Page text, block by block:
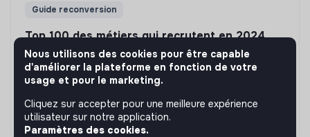
Guide reconversion
Top 100 des métiers qui recrutent en 2024
Tu penses que le secteur de l'impact est totalement
bouché ? Que neni ! On t'a préparé un petit guide des
métiers qui recrutent en 2024 pour t'engager pour une
cause qui te tient à coeur.
Marianne Roussel•17 juin 2024
Nous utilisons des cookies pour être capable
d'améliorer la plateforme en fonction de votre
usage et pour le marketing.
Cliquez sur accepter pour une meilleure expérience
utilisateur sur notre application.
Paramètres des cookies.